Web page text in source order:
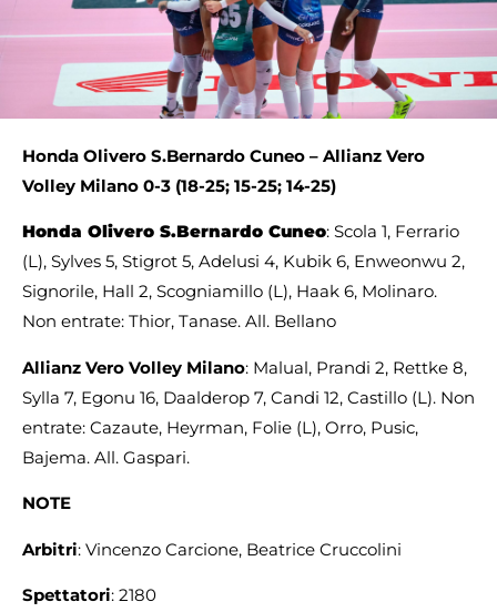
Honda Olivero S.Bernardo Cuneo – Allianz Vero
Volley Milano 0-3 (18-25; 15-25; 14-25)
Honda Olivero S.Bernardo Cuneo: Scola 1, Ferrario
(L), Sylves 5, Stigrot 5, Adelusi 4, Kubik 6, Enweonwu 2,
Signorile, Hall 2, Scogniamillo (L), Haak 6, Molinaro.
Non entrate: Thior, Tanase. All. Bellano
Allianz Vero Volley Milano: Malual, Prandi 2, Rettke 8,
Sylla 7, Egonu 16, Daalderop 7, Candi 12, Castillo (L). Non
entrate: Cazaute, Heyrman, Folie (L), Orro, Pusic,
Bajema. All. Gaspari.
NOTE
Arbitri: Vincenzo Carcione, Beatrice Cruccolini
Spettatori: 2180